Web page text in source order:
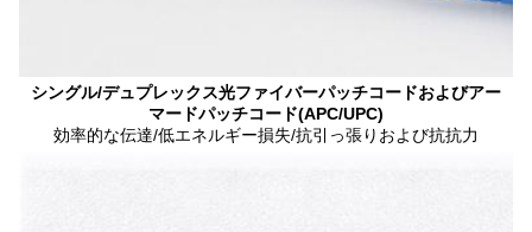
シングル/デュプレックス光ファイバーパッチコードおよびアー
マードパッチコード(APC/UPC)
効率的な伝達/低エネルギー損失/抗引っ張りおよび抗抗力